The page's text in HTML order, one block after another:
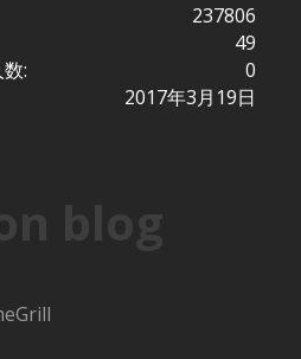
237806
49
0
:
2017年3月19日
blog